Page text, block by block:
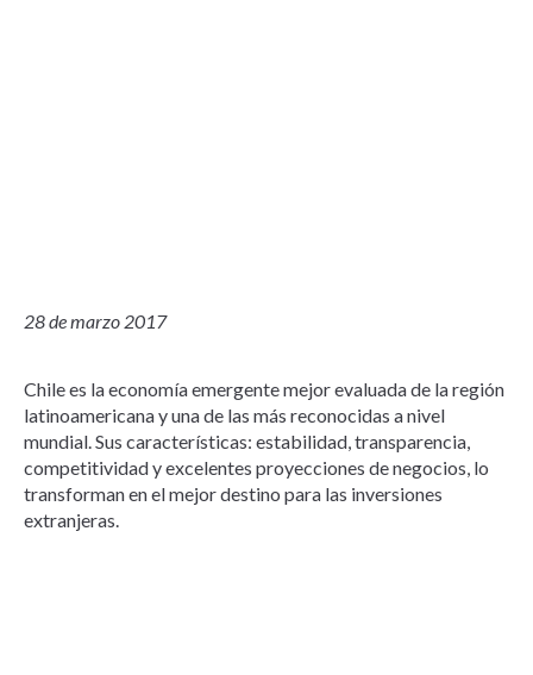
28 de marzo 2017
Chile es la economía emergente mejor evaluada de la región
latinoamericana y una de las más reconocidas a nivel
mundial. Sus características: estabilidad, transparencia,
competitividad y excelentes proyecciones de negocios, lo
transforman en el mejor destino para las inversiones
extranjeras.